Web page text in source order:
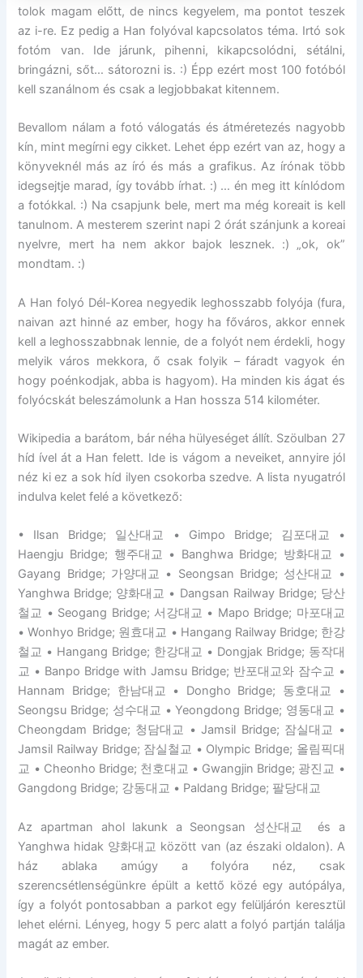
tolok magam előtt, de nincs kegyelem, ma pontot teszek
az i-re. Ez pedig a Han folyóval kapcsolatos téma. Irtó sok
fotóm van. Ide járunk, pihenni, kikapcsolódni, sétálni,
bringázni, sőt… sátorozni is. :) Épp ezért most 100 fotóból
kell szanálnom és csak a legjobbakat kitennem.
Bevallom nálam a fotó válogatás és átméretezés nagyobb
kín, mint megírni egy cikket. Lehet épp ezért van az, hogy a
könyveknél más az író és más a grafikus. Az írónak több
idegsejtje marad, így tovább írhat. :) … én meg itt kínlódom
a fotókkal. :) Na csapjunk bele, mert ma még koreait is kell
tanulnom. A mesterem szerint napi 2 órát szánjunk a koreai
nyelvre, mert ha nem akkor bajok lesznek. :) „ok, ok”
mondtam. :)
A Han folyó Dél-Korea negyedik leghosszabb folyója (fura,
naivan azt hinné az ember, hogy ha főváros, akkor ennek
kell a leghosszabbnak lennie, de a folyót nem érdekli, hogy
melyik város mekkora, ő csak folyik – fáradt vagyok én
hogy poénkodjak, abba is hagyom). Ha minden kis ágat és
folyócskát beleszámolunk a Han hossza 514 kilométer.
Wikipedia a barátom, bár néha hülyeséget állít. Szöulban 27
híd ível át a Han felett. Ide is vágom a neveiket, annyire jól
néz ki ez a sok híd ilyen csokorba szedve. A lista nyugatról
indulva kelet felé a következő:
• Ilsan Bridge; 일산대교 • Gimpo Bridge; 김포대교 •
Haengju Bridge; 행주대교 • Banghwa Bridge; 방화대교 •
Gayang Bridge; 가양대교 • Seongsan Bridge; 성산대교 •
Yanghwa Bridge; 양화대교 • Dangsan Railway Bridge; 당산
철교 • Seogang Bridge; 서강대교 • Mapo Bridge; 마포대교
• Wonhyo Bridge; 원효대교 • Hangang Railway Bridge; 한강
철교 • Hangang Bridge; 한강대교 • Dongjak Bridge; 동작대
교 • Banpo Bridge with Jamsu Bridge; 반포대교와 잠수교 •
Hannam Bridge; 한남대교 • Dongho Bridge; 동호대교 •
Seongsu Bridge; 성수대교 • Yeongdong Bridge; 영동대교 •
Cheongdam Bridge; 청담대교 • Jamsil Bridge; 잠실대교 •
Jamsil Railway Bridge; 잠실철교 • Olympic Bridge; 올림픽대
교 • Cheonho Bridge; 천호대교 • Gwangjin Bridge; 광진교 •
Gangdong Bridge; 강동대교 • Paldang Bridge; 팔당대교
Az apartman ahol lakunk a Seongsan 성산대교 és a
Yanghwa hidak 양화대교 között van (az északi oldalon). A
ház ablaka amúgy a folyóra néz, csak
szerencsétlenségünkre épült a kettő közé egy autópálya,
így a folyót pontosabban a parkot egy felüljárón keresztül
lehet elérni. Lényeg, hogy 5 perc alatt a folyó partján találja
magát az ember.